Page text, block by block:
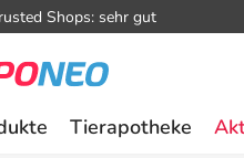
Shops: sehr gut
Tierapotheke